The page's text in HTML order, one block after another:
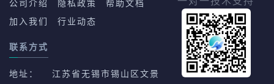
加入我们
行业动态
联系方式
地址：
江苏省无锡市锡山区文景